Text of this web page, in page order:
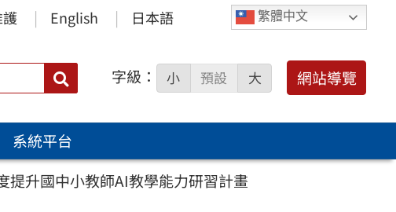
繁體中文
English 日本語
搜
尋：
字級： 小 預設 大 網站導覽
系統平台
提升國中小教師AI教學能力研習計畫